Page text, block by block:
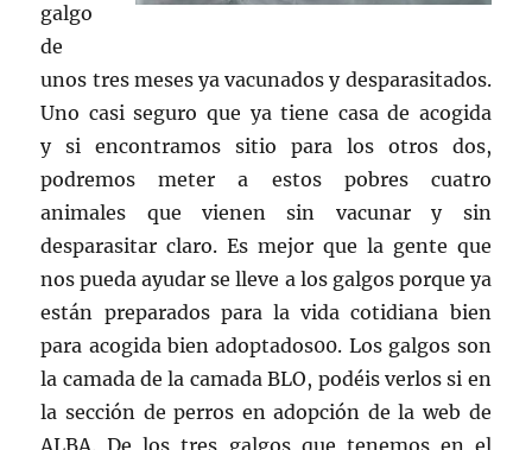
galgo
de
unos tres meses ya vacunados y desparasitados.
Uno casi seguro que ya tiene casa de acogida
y si encontramos sitio para los otros dos,
podremos meter a estos pobres cuatro
animales que vienen sin vacunar y sin
desparasitar claro. Es mejor que la gente que
nos pueda ayudar se lleve a los galgos porque ya
están preparados para la vida cotidiana bien
para acogida bien adoptados00. Los galgos son
la camada de la camada BLO, podéis verlos si en
la sección de perros en adopción de la web de
ALBA. De los tres galgos que tenemos en el